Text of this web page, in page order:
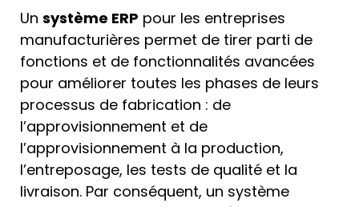
Un système ERP pour les entreprises
manufacturières permet de tirer parti de
fonctions et de fonctionnalités avancées
pour améliorer toutes les phases de leurs
processus de fabrication : de
l’approvisionnement et de
l’approvisionnement à la production,
l’entreposage, les tests de qualité et la
livraison. Par conséquent, un système